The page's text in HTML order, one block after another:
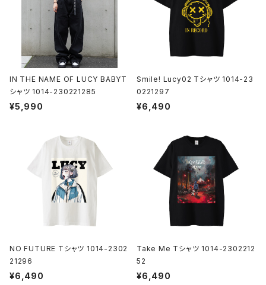
IN THE NAME OF LUCY BABYT
シャツ 1014-230221285
¥5,990
Smile! Lucy02 Tシャツ 1014-23
0221297
¥6,490
NO FUTURE Tシャツ 1014-2302
21296
¥6,490
Take Me Tシャツ 1014-2302212
52
¥6,490